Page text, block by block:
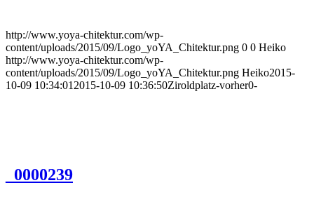
http://www.yoya-chitektur.com/wp-
content/uploads/2015/09/Logo_yoYA_Chitektur.png 0 0 Heiko
http://www.yoya-chitektur.com/wp-
content/uploads/2015/09/Logo_yoYA_Chitektur.png Heiko2015-
10-09 10:34:01 2015-10-09 10:36:50Ziroldplatz-vorher0-
_0000239